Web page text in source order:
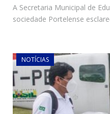
A Secretaria Municipal de
sociedade Portelense
NOTÍCIAS